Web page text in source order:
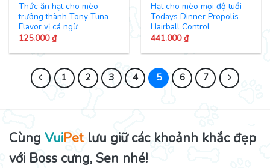
Thức ăn hạt cho mèo
trưởng thành Tony Tuna
Flavor vị cá ngừ
125.000₫
Hạt cho mèo mọi độ tuổi
Todays Dinner Propolis-
Hairball Control
441.000₫
1 2 3 4 5 6 7
Cùng VuiPetlưu giữ các khoảnh khắc đẹp
với Boss cưng, Sen nhé!